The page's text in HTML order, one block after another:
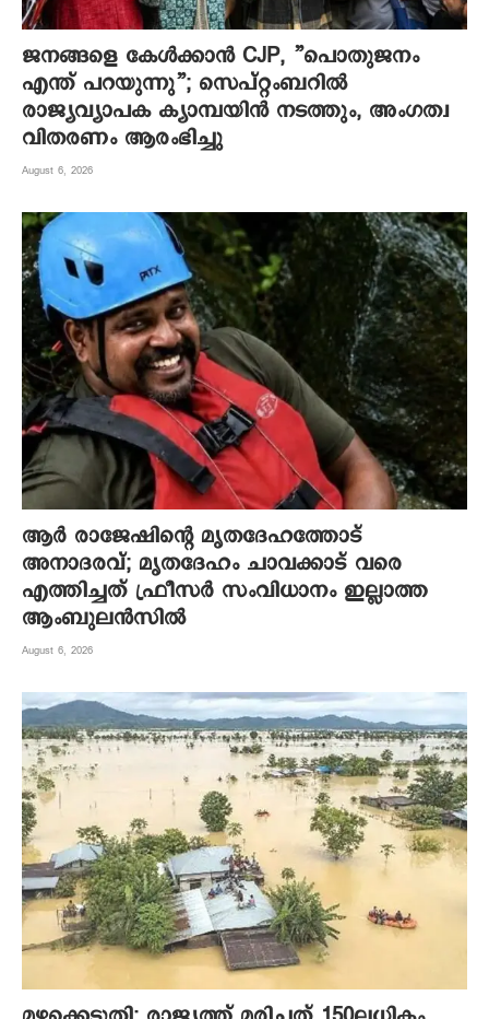
ജനങ്ങളെ കേൾക്കാൻ CJP, ”പൊതുജനം
എന്ത് പറയുന്നു”; സെപ്റ്റംബറിൽ
രാജ്യവ്യാപക ക്യാമ്പയിൻ നടത്തും, അംഗത്വ
വിതരണം ആരംഭിച്ചു
August 6, 2026
ആര്‍ രാജേഷിന്റെ മൃതദേഹത്തോട്
അനാദരവ്; മൃതദേഹം ചാവക്കാട് വരെ
എത്തിച്ചത് ഫ്രീസര്‍ സംവിധാനം ഇല്ലാത്ത
ആംബുലന്‍സില്‍
August 6, 2026